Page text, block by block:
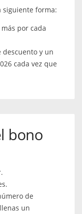
siguiente forma:
por cada
descuento y un
cada vez que
bono
de
un